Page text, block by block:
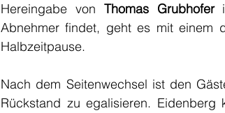
Hereingabe von Thomas Grubhofer
Abnehmer findet, geht es mit einem
Halbzeitpause.
Nach dem Seitenwechsel ist den
Rückstand zu egalisieren.